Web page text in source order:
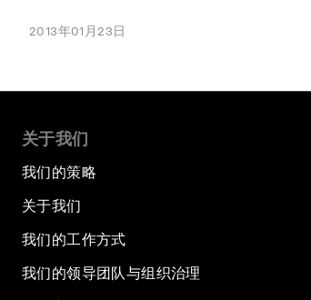
2013年01月23日
关于我们
我们的策略
关于我们
我们的工作方式
我们的领导团队与组织治理